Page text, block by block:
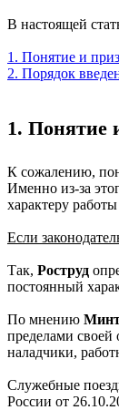
В настоящей
1. Понятие и
2. Порядок
1. Понятие
К сожалению,
Именно из-за
характеру
Если
Так, Роструд
постоянный
По мнению
пределами
наладчики,
Служебные
России от